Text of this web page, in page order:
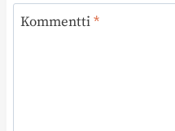
Kommentti*